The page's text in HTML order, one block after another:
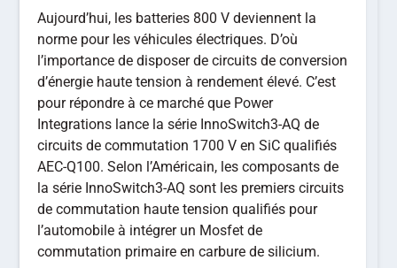
Aujourd’hui, les batteries 800 V deviennent la
norme pour les véhicules électriques. D’où
l’importance de disposer de circuits de conversion
d’énergie haute tension à rendement élevé. C’est
pour répondre à ce marché que Power
Integrations lance la série InnoSwitch3-AQ de
circuits de commutation 1700 V en SiC qualifiés
AEC-Q100. Selon l’Américain, les composants de
la série InnoSwitch3-AQ sont les premiers circuits
de commutation haute tension qualifiés pour
l’automobile à intégrer un Mosfet de
commutation primaire en carbure de silicium.